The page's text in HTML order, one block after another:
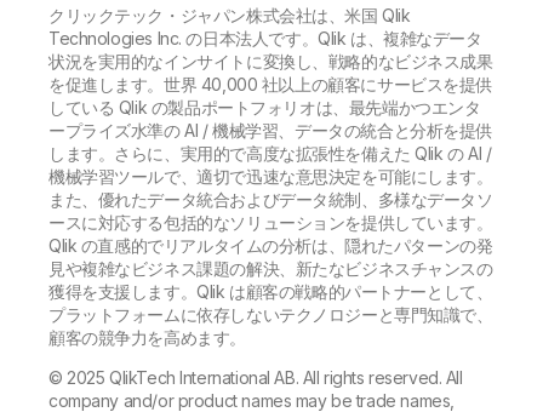
クリックテック・ジャパン株式会社は、米国 Qlik
Technologies Inc. の日本法人です。Qlik は、複雑なデータ
状況を実用的なインサイトに変換し、戦略的なビジネス成果
を促進します。世界 40,000 社以上の顧客にサービスを提供
している Qlik の製品ポートフォリオは、最先端かつエンタ
ープライズ水準の AI / 機械学習、データの統合と分析を提供
します。さらに、実用的で高度な拡張性を備えた Qlik の AI /
機械学習ツールで、適切で迅速な意思決定を可能にします。
また、優れたデータ統合およびデータ統制、多様なデータソ
ースに対応する包括的なソリューションを提供しています。
Qlik の直感的でリアルタイムの分析は、隠れたパターンの発
見や複雑なビジネス課題の解決、新たなビジネスチャンスの
獲得を支援します。Qlik は顧客の戦略的パートナーとして、
プラットフォームに依存しないテクノロジーと専門知識で、
顧客の競争力を高めます。
© 2025 QlikTech International AB. All rights reserved. All
company and/or product names may be trade names,